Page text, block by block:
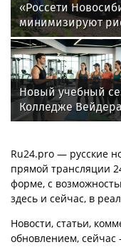
«Россети
минимизируют
повреждений ЛЭП
счет масштабной
расчистки просек
Новый учебный
Колледже
стартовали очные
фитнес-тренеров
специалистов
индустрии
Ru24.pro — русские
прямой трансляции
форме, с
здесь и сейчас, в
Новости, статьи,
обновлением,